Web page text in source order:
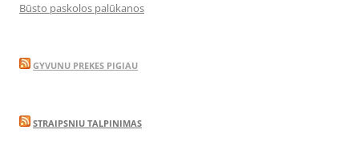
Būsto paskolos palūkanos
GYVUNU PREKES PIGIAU
STRAIPSNIU TALPINIMAS